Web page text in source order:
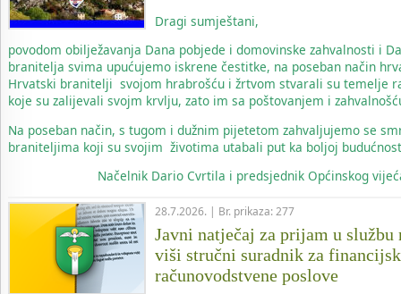
Dragi sumještani,
povodom obilježavanja Dana pobjede i domovinske zahvalnosti i
branitelja svima upućujemo iskrene čestitke, na poseban način
Hrvatski branitelji svojom hrabrošću i žrtvom stvarali su temelje
koje su zalijevali svojm krvlju, zato im sa poštovanjem i
Na poseban način, s tugom i dužnim pijetetom zahvaljujemo se
braniteljima koji su svojim životima utabali put ka boljoj
Načelnik Dario Cvrtila i predsjednik Općinskog
28.7.2026. | Br. prikaza: 277
Javni natječaj za prijam u službu
viši stručni suradnik za
računovodstvene poslove